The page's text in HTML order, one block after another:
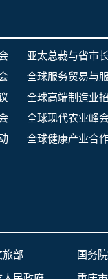
亚太总裁与省市
全球服务贸易与
全球高端制造业
全球现代农业峰
全球健康产业合
旅部 国务